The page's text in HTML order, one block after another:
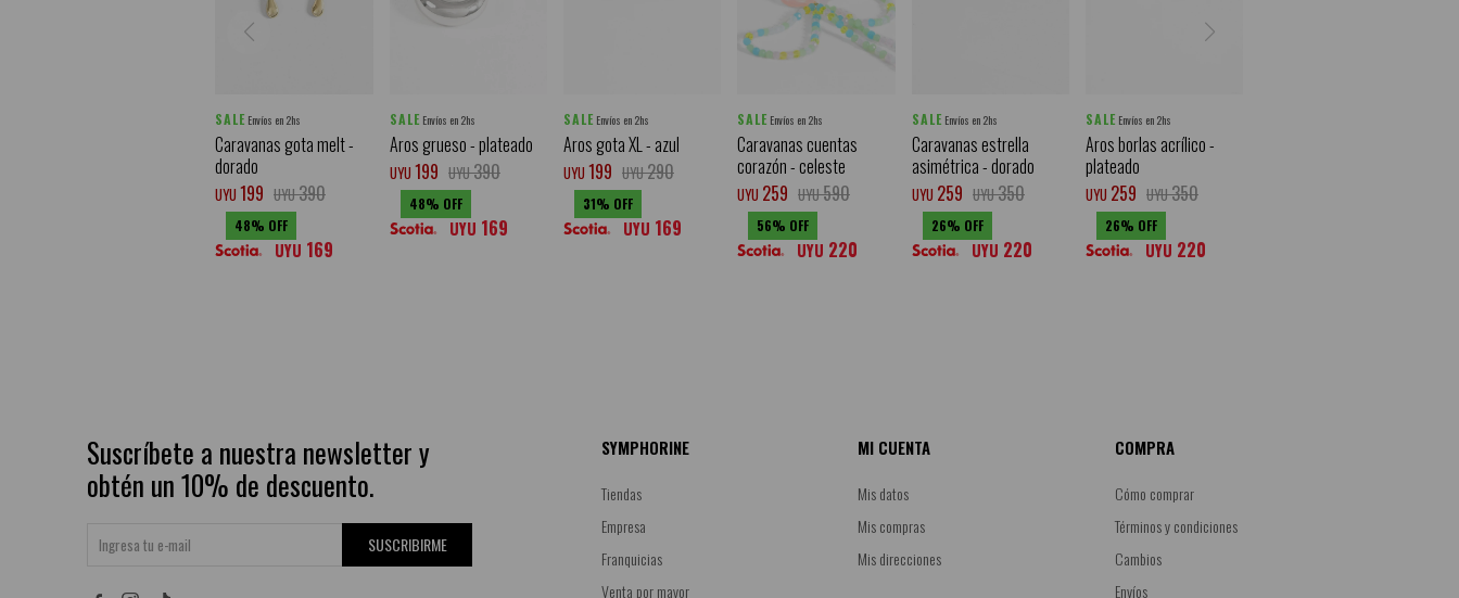
SALE Envíos en 2hs
Caravanas gota melt -
dorado
UYU 199 UYU390
48
UYU 169
SALE Envíos en 2hs
Aros grueso - plateado
UYU 199 UYU390
48
UYU 169
SALE Envíos en 2hs
Aros gota XL - azul
UYU 199 UYU290
31
UYU 169
SALE Envíos en 2hs
Caravanas cuentas
corazón - celeste
UYU 259 UYU590
56
UYU 220
SALE Envíos en 2hs
Caravanas estrella
asimétrica - dorado
UYU 259 UYU350
26
UYU 220
SALE Envíos en 2hs
Aros borlas acrílico -
plateado
UYU 259 UYU350
26
UYU 220
Suscríbete a nuestra newsletter y
obtén un 10% de descuento.
SUSCRIBIRME
SYMPHORINE
Tiendas
Empresa
Franquicias
Venta por mayor
MI CUENTA
Mis datos
Mis compras
Mis direcciones
COMPRA
Cómo comprar
Términos y condiciones
Cambios
Envíos